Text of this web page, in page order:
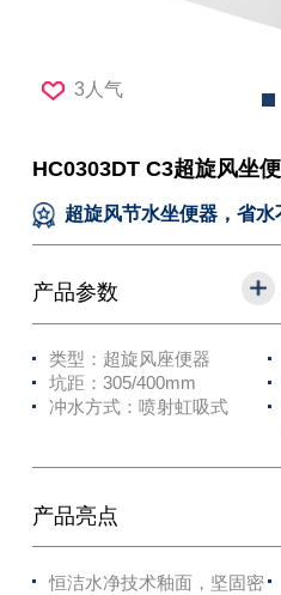
3人气
HC0303DT C3超旋风坐
超旋风节水坐便器，省水
产品参数
类型：超旋风座便器
坑距：305/400mm
冲水方式：喷射虹吸式
产品亮点
恒洁水净技术釉面，坚固密